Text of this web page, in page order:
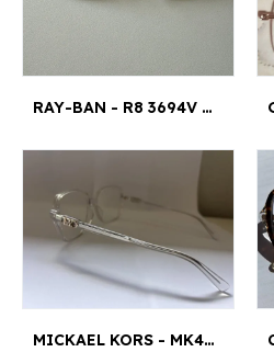
RAY-BAN - R8 3694V JIM 3094 51¤20
MICKAEL KORS - MK4111U 56¤16